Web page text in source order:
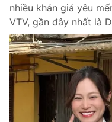
THỜI BÁO VTV
Theo dõi báo trên
Cơ quan chủ quản:Đài
nhiều khán giả yêu
VTV, gần đây nhất là